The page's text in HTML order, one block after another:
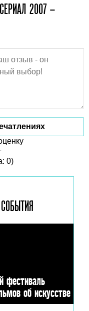
2007 –
0)
СОБЫТИЯ
фестиваль
об искусстве